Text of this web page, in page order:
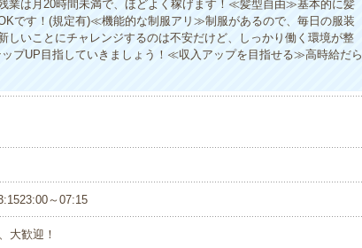
は月20時間未満で、ほどよく稼げます！≪髪型自由≫基本的に髪
です！(規定有)≪機能的な制服アリ≫制服があるので、毎日の服装
いことにチャレンジするのは不安だけど、しっかり働く環境が整
プUP目指していきましょう！≪収入アップを目指せる≫高時給だら
～07:15
大歓迎！